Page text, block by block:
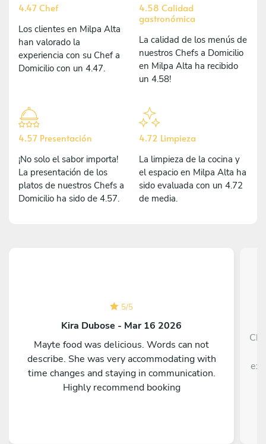
4.47 Chef
Los clientes en Milpa Alta
han valorado la
experiencia con su Chef a
Domicilio con un 4.47.
4.58 Calidad
gastronómica
La calidad de los menús de
nuestros Chefs a Domicilio
en Milpa Alta ha recibido
un 4.58!
4.57 Presentación
¡No solo el sabor importa!
La presentación de los
platos de nuestros Chefs a
Domicilio ha sido de 4.57.
4.72 Limpieza
La limpieza de la cocina y
el espacio en Milpa Alta ha
sido evaluada con un 4.72
de media.
5/5
Kira Dubose - Mar 16 2026
Mayte food was delicious. Words can not
describe. She was very accommodating with
time changes and staying in communication.
Highly recommend booking